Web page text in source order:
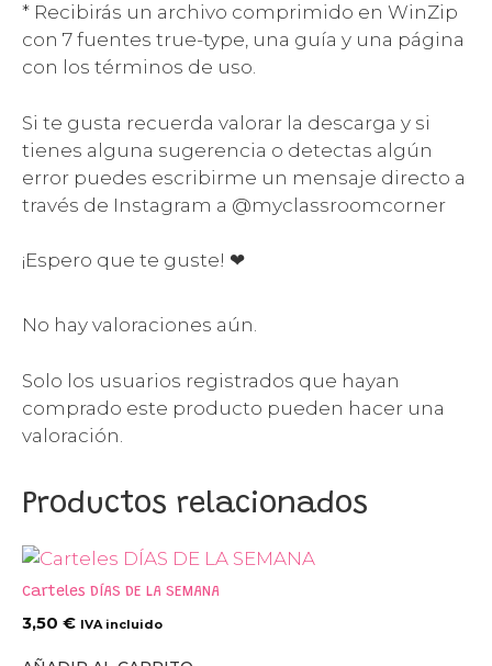
* Recibirás un archivo comprimido en WinZip
con 7 fuentes true-type, una guía y una página
con los términos de uso.
Si te gusta recuerda valorar la descarga y si
tienes alguna sugerencia o detectas algún
error puedes escribirme un mensaje directo a
través de Instagram a @myclassroomcorner
¡Espero que te guste! ❤
No hay valoraciones aún.
Solo los usuarios registrados que hayan
comprado este producto pueden hacer una
valoración.
Productos relacionados
Carteles DÍAS DE LA SEMANA
3,50 € IVA incluido